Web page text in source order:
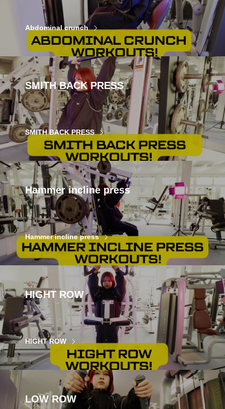
Abdominal crunch
SMITH BACK PRESS
SMITH BACK PRESS
Hammer incline press
Hammer incline press
HIGHT ROW
HIGHT ROW
LOW ROW